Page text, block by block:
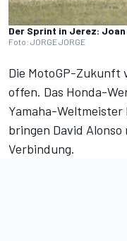
Der Sprint in Jerez:
Foto: JORGE JORGE
Die MotoGP-Zukunft
offen. Das Honda-
Yamaha-
bringen David
Verbindung.